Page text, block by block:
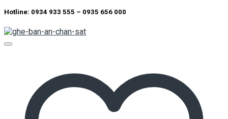
Hotline: 0934 933 555 – 0935 656 000